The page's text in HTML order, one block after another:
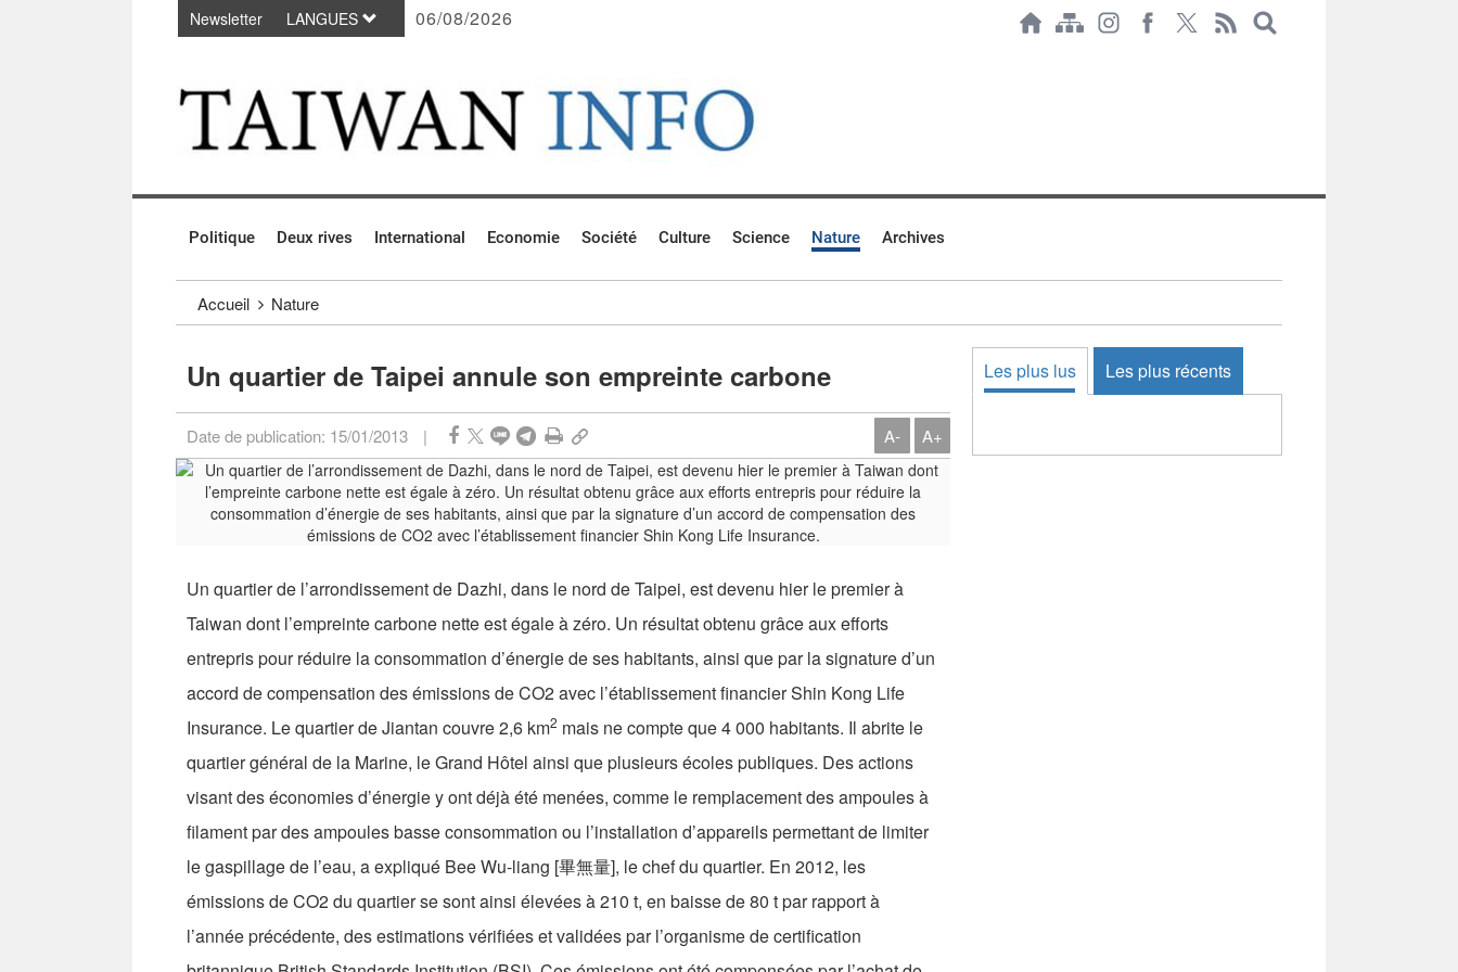
Passer au contenu principal
Newsletter LANGUES 06/08/2026
Politique Deux rives International Economie Société Culture Science Nature Archives
Accueil Nature
Un quartier de Taipei annule son empreinte carbone
Date de publication: 15/01/2013 | A- A+
Un quartier de l’arrondissement de Dazhi, dans le nord de Taipei, est devenu hier le premier à
Taiwan dont l’empreinte carbone nette est égale à zéro. Un résultat obtenu grâce aux efforts
entrepris pour réduire la consommation d’énergie de ses habitants, ainsi que par la signature d’un
accord de compensation des émissions de CO2 avec l’établissement financier Shin Kong Life
Insurance. Le quartier de Jiantan couvre 2,6 km2 mais ne compte que 4 000 habitants. Il abrite le
quartier général de la Marine, le Grand Hôtel ainsi que plusieurs écoles publiques. Des actions
visant des économies d’énergie y ont déjà été menées, comme le remplacement des ampoules à
filament par des ampoules basse consommation ou l’installation d’appareils permettant de limiter
le gaspillage de l’eau, a expliqué Bee Wu-liang [畢無量], le chef du quartier. En 2012, les
émissions de CO2 du quartier se sont ainsi élevées à 210 t, en baisse de 80 t par rapport à
l’année précédente, des estimations vérifiées et validées par l’organisme de certification
Les plus lus Les plus récents